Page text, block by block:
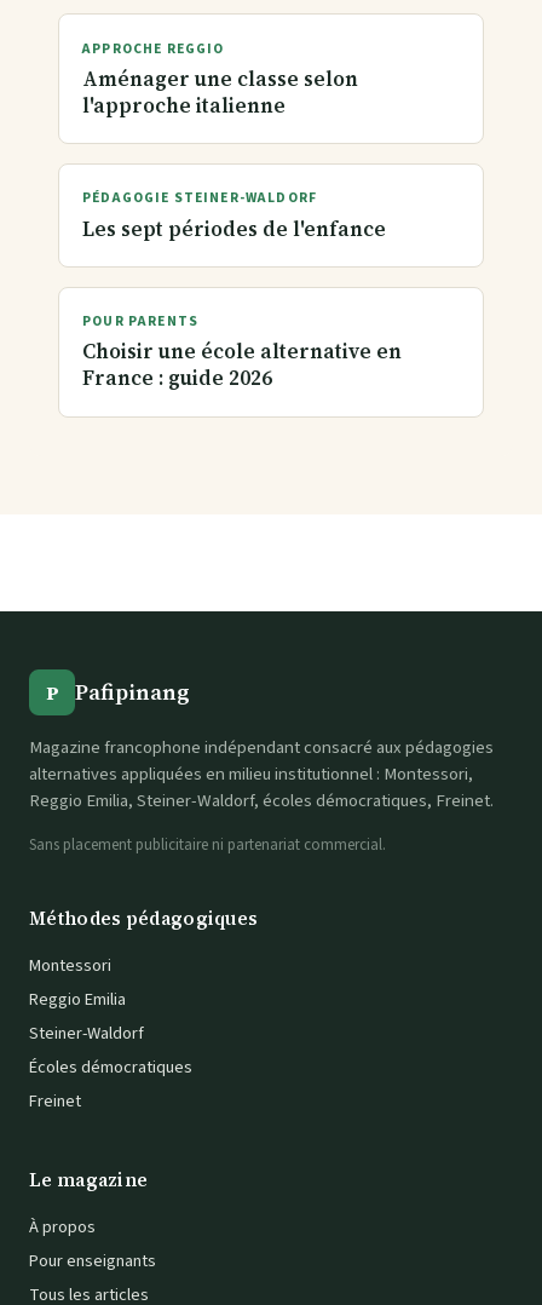
APPROCHE REGGIO
Aménager une classe selon
l'approche italienne
PÉDAGOGIE STEINER-WALDORF
Les sept périodes de l'enfance
POUR PARENTS
Choisir une école alternative en
France : guide 2026
P Pafipinang
Magazine francophone indépendant consacré aux pédagogies
alternatives appliquées en milieu institutionnel : Montessori,
Reggio Emilia, Steiner-Waldorf, écoles démocratiques, Freinet.
Sans placement publicitaire ni partenariat commercial.
Méthodes pédagogiques
Montessori
Reggio Emilia
Steiner-Waldorf
Écoles démocratiques
Freinet
Le magazine
À propos
Pour enseignants
Tous les articles